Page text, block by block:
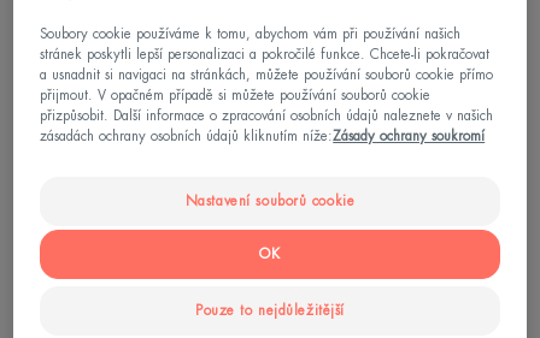
Soubory cookie používáme k tomu, abychom vám při používání našich
stránek poskytli lepší personalizaci a pokročilé funkce. Chcete-li pokračovat
a usnadnit si navigaci na stránkách, můžete používání souborů cookie přímo
přijmout. V opačném případě si můžete používání souborů cookie
přizpůsobit. Další informace o zpracování osobních údajů naleznete v našich
zásadách ochrany osobních údajů kliknutím níže:Zásady ochrany soukromí
Nastavení souborů cookie
Pouze to nejdůležitější
OK